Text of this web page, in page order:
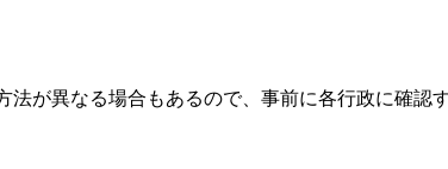
が異なる場合もあるので、事前に各行政に確認